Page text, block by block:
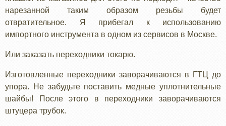
нарезанной таким образом резьбы будет
отвратительное. Я прибегал к использованию
импортного инструмента в одном из сервисов в Москве.
Или заказать переходники токарю.
Изготовленные переходники заворачиваются в ГТЦ до
упора. Не забудьте поставить медные уплотнительные
шайбы! После этого в переходники заворачиваются
штуцера трубок.